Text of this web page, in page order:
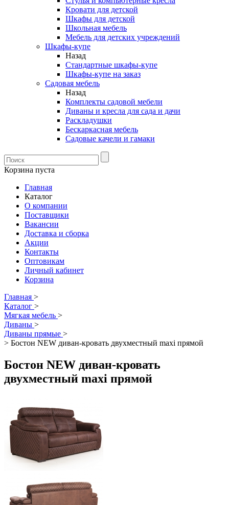
Кровати для детской
Шкафы для детской
Школьная мебель
Мебель для детских учреждений
Шкафы-купе
Назад
Стандартные шкафы-купе
Шкафы-купе на заказ
Садовая мебель
Назад
Комплекты садовой мебели
Диваны и кресла для сада и дачи
Раскладушки
Бескаркасная мебель
Садовые качели и гамаки
Корзина пуста
Главная
Каталог
О компании
Поставщики
Вакансии
Доставка и сборка
Акции
Контакты
Оптовикам
Личный кабинет
Корзина
Главная >
Каталог >
Мягкая мебель >
Диваны >
Диваны прямые >
> Бостон NEW диван-кровать двухместный maxi прямой
Бостон NEW диван-кровать
двухместный maxi прямой